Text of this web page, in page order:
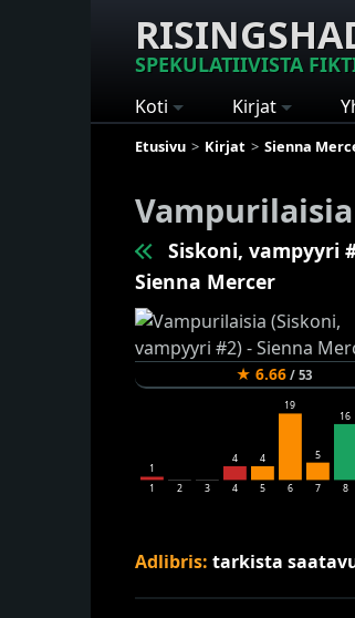
SPEKULATIIVISTA
Koti Kirjat
Etusivu Kirjat Sienna
Vampurilaisia
Siskoni, vampyyri
Sienna Mercer
★ 6.66/ 53
1
1
2 3
4
4
4
5
19
6
5
7
16
8
Adlibris: tarkista